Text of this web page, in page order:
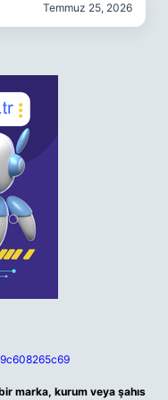
Temmuz 25, 2026
marka, kurum veya şahıs